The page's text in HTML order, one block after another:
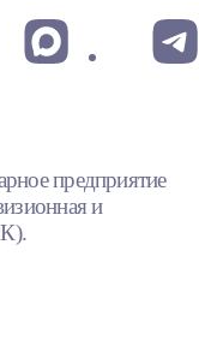
предприятие
и